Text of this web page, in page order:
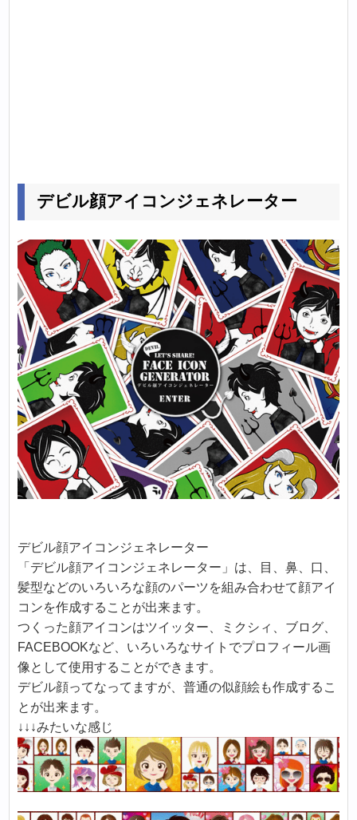
デビル顔アイコンジェネレーター
デビル顔アイコンジェネレーター
「デビル顔アイコンジェネレーター」は、目、鼻、口、
髪型などのいろいろな顔のパーツを組み合わせて顔アイ
コンを作成することが出来ます。
つくった顔アイコンはツイッター、ミクシィ、ブログ、
FACEBOOKなど、いろいろなサイトでプロフィール画
像として使用することができます。
デビル顔ってなってますが、普通の似顔絵も作成するこ
とが出来ます。
↓↓↓みたいな感じ